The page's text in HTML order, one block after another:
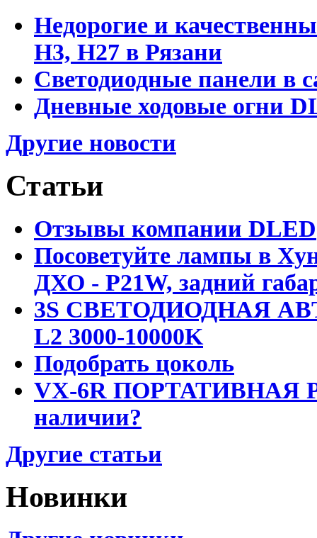
Недорогие и
Н3, Н27 в Рязани
Светодиодные панели в
Дневные ходовые огни
Другие новости
Статьи
Отзывы компании DLED
Посоветуйте лампы в
ДХО - P21W, задний
3S СВЕТОДИОДНАЯ
L2 3000-10000K
Подобрать цоколь
VX-6R ПОРТАТИВНАЯ
наличии?
Другие статьи
Новинки